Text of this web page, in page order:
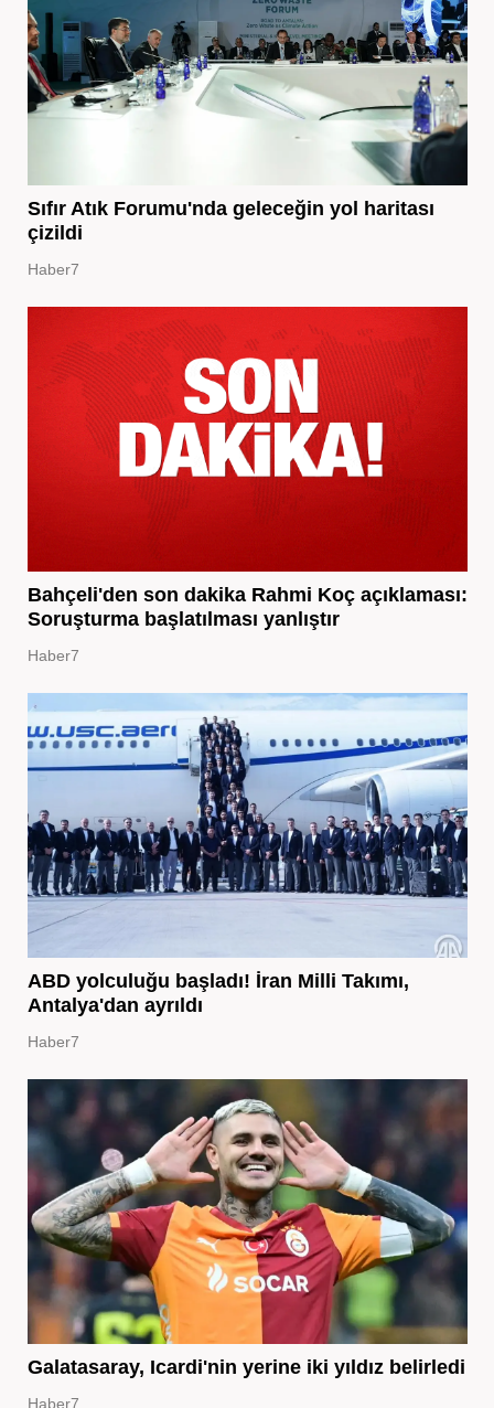
Sıfır Atık Forumu'nda geleceğin yol haritası
çizildi
Haber7
Bahçeli'den son dakika Rahmi Koç açıklaması:
Soruşturma başlatılması yanlıştır
Haber7
ABD yolculuğu başladı! İran Milli Takımı,
Antalya'dan ayrıldı
Haber7
Galatasaray, Icardi'nin yerine iki yıldız belirledi
Haber7